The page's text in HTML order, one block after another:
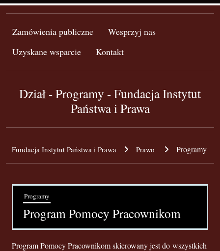
Zamówienia publiczne
Wesprzyj nas
Uzyskane wsparcie
Kontakt
Dział - Programy - Fundacja Instytut
Państwa i Prawa
Fundacja Instytut Państwa i Prawa Prawo Programy
Programy
Program Pomocy Pracownikom
Program Pomocy Pracownikom skierowany jest do wszystkich